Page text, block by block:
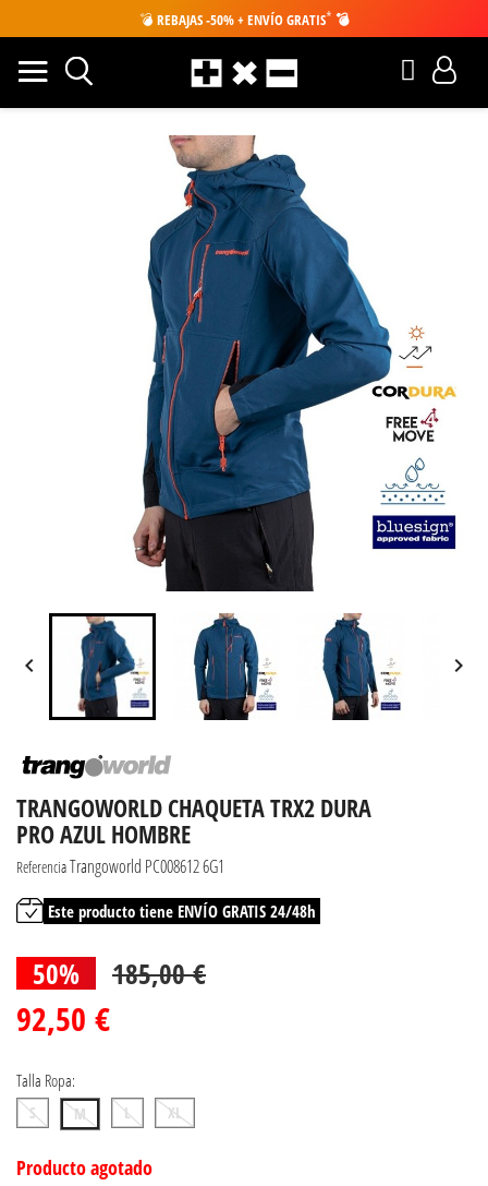
💣 REBAJAS -50% + ENVÍO GRATIS* 💣
 
TRANGOWORLD CHAQUETA TRX2 DURA
PRO AZUL HOMBRE
ReferenciaTrangoworld PC008612 6G1
Este producto tiene ENVÍO GRATIS 24/48h
50% 185,00 €
92,50 €
Talla Ropa:
S M L XL
Producto agotado